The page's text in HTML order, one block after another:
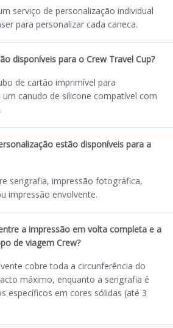
serviço de personalização individual
para personalizar cada caneca.
disponíveis para o Crew Travel Cup?
de cartão imprimível para
canudo de silicone compatível com
estão disponíveis para a
serigrafia, impressão fotográfica,
impressão envolvente.
a impressão em volta completa e a
de viagem Crew?
cobre toda a circunferência do
máximo, enquanto a serigrafia é
específicos em cores sólidas (até 3